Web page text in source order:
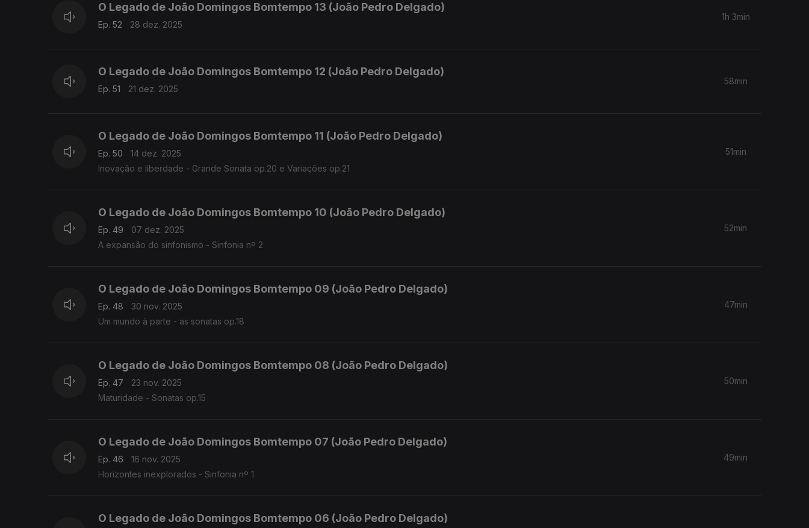
O Legado de João Domingos Bomtempo 13 (João Pedro Delgado)
Ep. 52 28 dez. 2025
1h 3min
O Legado de João Domingos Bomtempo 12 (João Pedro Delgado)
Ep. 51 21 dez. 2025
58min
O Legado de João Domingos Bomtempo 11 (João Pedro Delgado)
Ep. 50
14 dez. 2025
Inovação e liberdade - Grande Sonata op.20 e Variações op.21
51min
O Legado de João Domingos Bomtempo 10 (João Pedro Delgado)
Ep. 49
07 dez. 2025
A expansão do sinfonismo - Sinfonia nº 2
52min
O Legado de João Domingos Bomtempo 09 (João Pedro Delgado)
Ep. 48
30 nov. 2025
Um mundo à parte - as sonatas op.18
47min
O Legado de João Domingos Bomtempo 08 (João Pedro Delgado)
Ep. 47
23 nov. 2025
Maturidade - Sonatas op.15
50min
O Legado de João Domingos Bomtempo 07 (João Pedro Delgado)
Ep. 46
16 nov. 2025
Horizontes inexplorados - Sinfonia nº 1
49min
O Legado de João Domingos Bomtempo 06 (João Pedro Delgado)